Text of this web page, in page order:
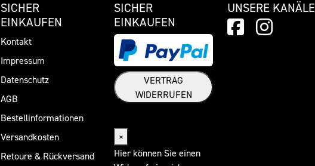
SICHER
EINKAUFEN
Kontakt
Impressum
Datenschutz
AGB
Bestellinformationen
Versandkosten
Retoure & Rückversand
SICHER
EINKAUFEN
VERTRAG
WIDERRUFEN
×
Hier können Sie einen
UNSERE KANÄLE